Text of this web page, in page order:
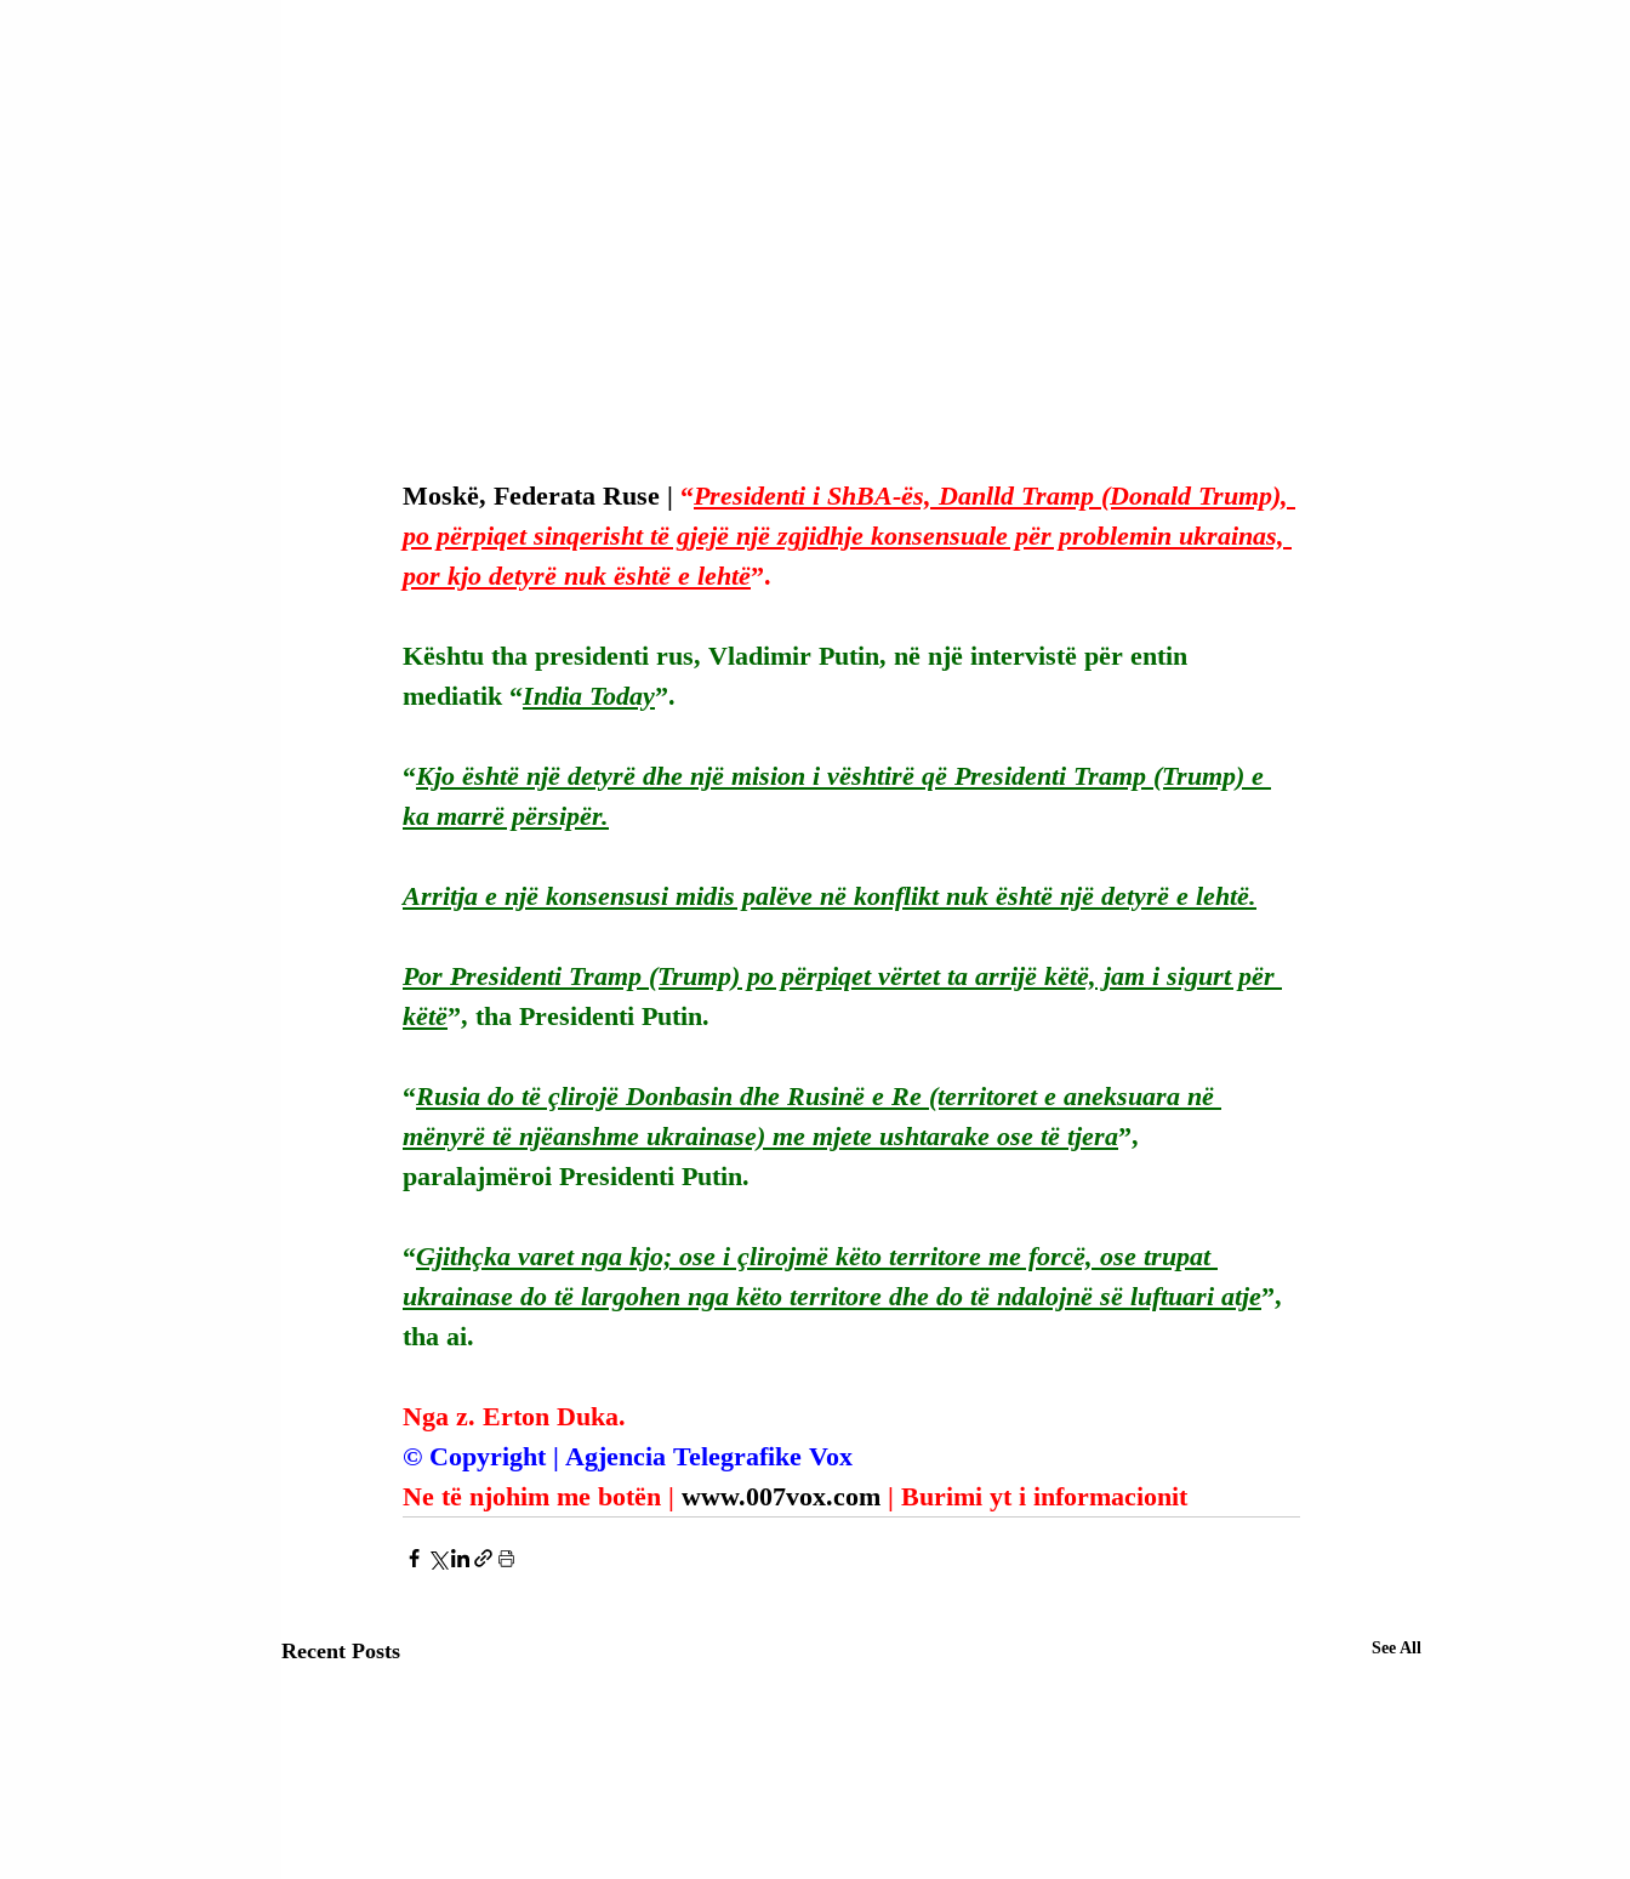
Moskë, Federata Ruse | “Presidenti i ShBA-ës, Danlld Tramp (Donald Trump),
po përpiqet sinqerisht të gjejë një zgjidhje konsensuale për problemin ukrainas,
por kjo detyrë nuk është e lehtë”.
Kështu tha presidenti rus, Vladimir Putin, në një intervistë për entin
mediatik “India Today”.
“Kjo është një detyrë dhe një mision i vështirë që Presidenti Tramp (Trump) e
ka marrë përsipër.
Arritja e një konsensusi midis palëve në konflikt nuk është një detyrë e lehtë.
Por Presidenti Tramp (Trump) po përpiqet vërtet ta arrijë këtë, jam i sigurt për
këtë”, tha Presidenti Putin.
“Rusia do të çlirojë Donbasin dhe Rusinë e Re (territoret e aneksuara në
mënyrë të njëanshme ukrainase) me mjete ushtarake ose të tjera”,
paralajmëroi Presidenti Putin.
“Gjithçka varet nga kjo; ose i çlirojmë këto territore me forcë, ose trupat
ukrainase do të largohen nga këto territore dhe do të ndalojnë së luftuari atje”,
tha ai.
Nga z. Erton Duka.
© Copyright | Agjencia Telegrafike Vox
Ne të njohim me botën | www.007vox.com | Burimi yt i informacionit
Recent Posts See All